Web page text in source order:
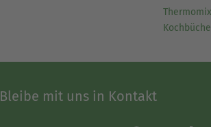
Thermomix
Bleibe mit uns in Kontakt